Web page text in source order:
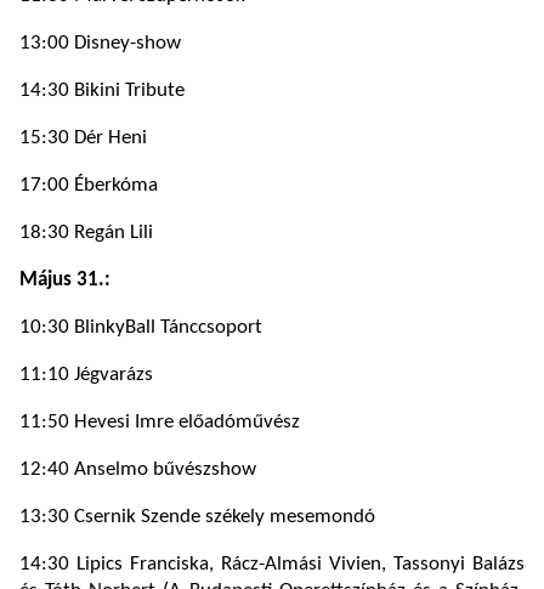
13:00 Disney-show
14:30 Bikini Tribute
15:30 Dér Heni
17:00 Éberkóma
18:30 Regán Lili
Május 31.:
10:30 BlinkyBall Tánccsoport
11:10 Jégvarázs
11:50 Hevesi Imre előadóművész
12:40 Anselmo bűvészshow
13:30 Csernik Szende székely mesemondó
14:30 Lipics Franciska, Rácz-Almási Vivien, Tassonyi Balázs